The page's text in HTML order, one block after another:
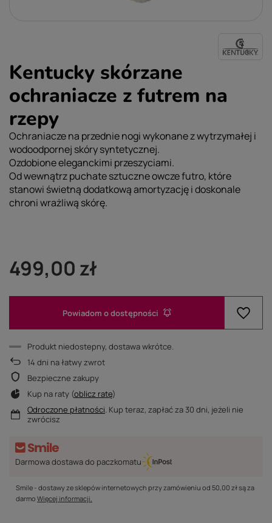
Kentucky skórzane
ochraniacze z futrem na
rzepy
Ochraniacze na przednie nogi wykonane z wytrzymałej i
wodoodpornej skóry syntetycznej.
Ozdobione eleganckimi przeszyciami.
Od wewnątrz puchate sztuczne owcze futro, które
stanowi świetną dodatkową amortyzację i doskonale
chroni wrażliwą skórę.
499,00 zł
Powiadom o dostępności
Produkt niedostepny, dostawa wkrótce
14 dni na łatwy zwrot
Bezpieczne zakupy
Kup na raty (oblicz ratę)
Odroczone płatności. Kup teraz, zapłać za 30 dni, jeżeli nie
zwrócisz
Darmowa dostawa do paczkomatu
Smile - dostawy ze sklepów internetowych przy zamówieniu od 50,00 złsą za
darmo Więcej informacji.